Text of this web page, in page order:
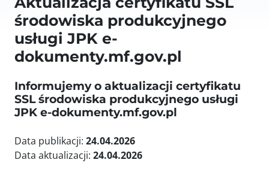
środowiska produkcyjnego
usługi JPK e-
dokumenty.mf.gov.pl
Informujemy o aktualizacji certyfikatu
SSL środowiska produkcyjnego usługi
JPK e-dokumenty.mf.gov.pl
Data publikacji: 24.04.2026
Data aktualizacji: 24.04.2026